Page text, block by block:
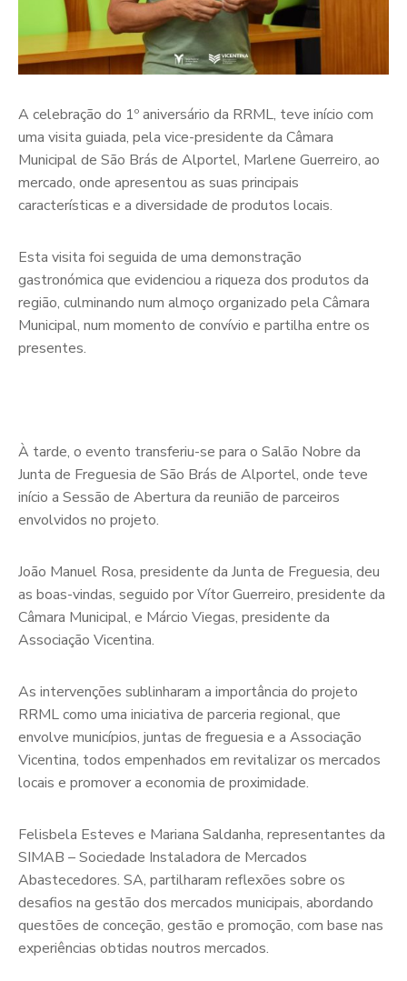
A celebração do 1º aniversário da RRML, teve início com
uma visita guiada, pela vice-presidente da Câmara
Municipal de São Brás de Alportel, Marlene Guerreiro, ao
mercado, onde apresentou as suas principais
características e a diversidade de produtos locais.
Esta visita foi seguida de uma demonstração
gastronómica que evidenciou a riqueza dos produtos da
região, culminando num almoço organizado pela Câmara
Municipal, num momento de convívio e partilha entre os
presentes.
À tarde, o evento transferiu-se para o Salão Nobre da
Junta de Freguesia de São Brás de Alportel, onde teve
início a Sessão de Abertura da reunião de parceiros
envolvidos no projeto.
João Manuel Rosa, presidente da Junta de Freguesia, deu
as boas-vindas, seguido por Vítor Guerreiro, presidente da
Câmara Municipal, e Márcio Viegas, presidente da
Associação Vicentina.
As intervenções sublinharam a importância do projeto
RRML como uma iniciativa de parceria regional, que
envolve municípios, juntas de freguesia e a Associação
Vicentina, todos empenhados em revitalizar os mercados
locais e promover a economia de proximidade.
Felisbela Esteves e Mariana Saldanha, representantes da
SIMAB – Sociedade Instaladora de Mercados
Abastecedores. SA, partilharam reflexões sobre os
desafios na gestão dos mercados municipais, abordando
questões de conceção, gestão e promoção, com base nas
experiências obtidas noutros mercados.